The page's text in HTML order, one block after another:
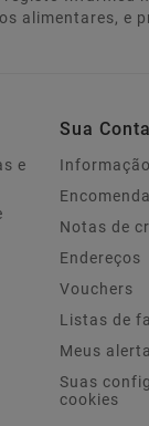
alimentares, e
e
Sua Conta
Notas de
Endereços
Vouchers
Listas de
Meus
Suas
cookies